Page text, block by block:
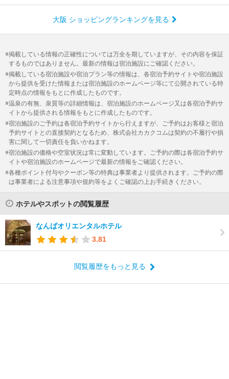
大阪 ショッピングランキングを見る
掲載している情報の正確性については万全を期していますが、その内容を保証
するものではありません。最新の情報は宿泊施設にご確認ください。
掲載している宿泊施設や宿泊プラン等の情報は、各宿泊予約サイトや宿泊施設
から提供を受けた情報または宿泊施設のホームページ等にて公開されている特
定時点の情報をもとに作成したものです。
温泉の有無、泉質等の詳細情報は、宿泊施設のホームページ又は各宿泊予約サ
イトから提供される情報をもとに作成したものです。
宿泊施設のご予約は各宿泊予約サイトから行えますが、ご予約はお客様と宿泊
予約サイトとの直接契約となるため、株式会社カカクコムは契約の不履行や損
害に関して一切責任を負いかねます。
宿泊施設の価格や空室状況は常に変動しています。ご予約の際は各宿泊予約サ
イトや宿泊施設のホームページで最新の情報をご確認ください。
各種ポイント付与やクーポン等の特典は事業者より提供されます。ご予約の際
は事業者による注意事項や規約等をよくご確認の上お手続きください。
ホテルやスポットの閲覧履歴
なんばオリエンタルホテル
3.81
閲覧履歴をもっと見る